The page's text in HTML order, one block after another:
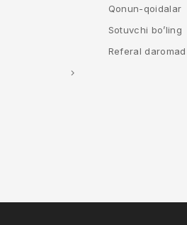
Qonun-qoidalar
Sotuvchi bo’ling
Referal daromad